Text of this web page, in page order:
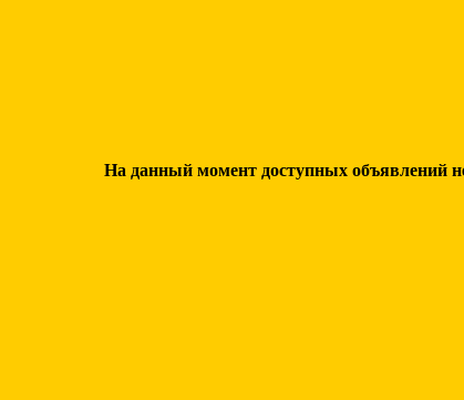
На данный момент доступных объявлений